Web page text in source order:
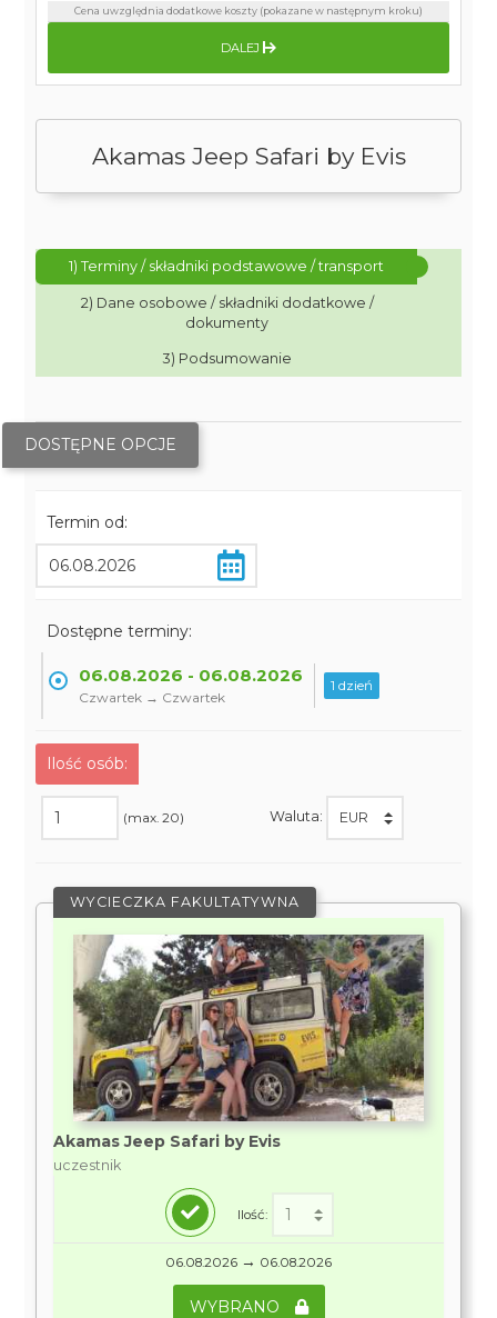
Akamas Jeep Safari by Evis
1) Terminy / składniki podstawowe / transport
2) Dane osobowe / składniki dodatkowe /
dokumenty
3) Podsumowanie
DOSTĘPNE OPCJE
Termin od:
Dostępne terminy:
06.08.2026 - 06.08.2026
Czwartek → Czwartek
1 dzień
Ilość osób:
(max. 20) Waluta:
WYCIECZKA FAKULTATYWNA
Akamas Jeep Safari by Evis
uczestnik
Ilość:
06.08.2026 → 06.08.2026
WYBRANO
Cena uwzględnia dodatkowe koszty (pokazane w następnym kroku)
DALEJ